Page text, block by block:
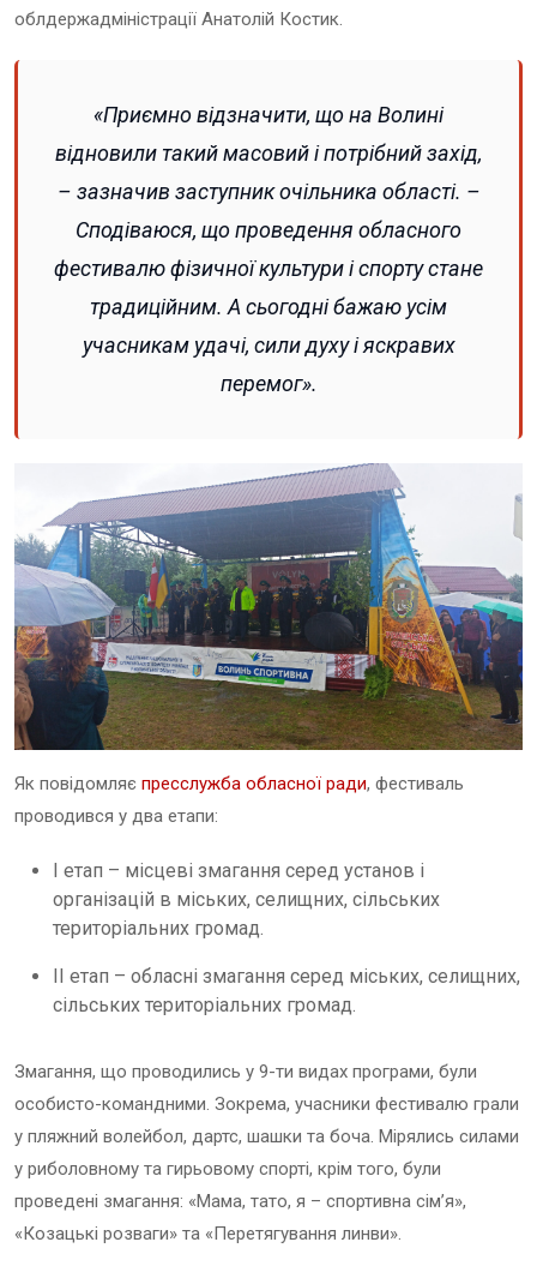
облдержадміністрації Анатолій Костик.
«Приємно відзначити, що на Волині
відновили такий масовий і потрібний захід,
– зазначив заступник очільника області. –
Сподіваюся, що проведення обласного
фестивалю фізичної культури і спорту стане
традиційним. А сьогодні бажаю усім
учасникам удачі, сили духу і яскравих
перемог».
Як повідомляє пресслужба обласної ради, фестиваль
проводився у два етапи:
І етап – місцеві змагання серед установ і
організацій в міських, селищних, сільських
територіальних громад.
ІІ етап – обласні змагання серед міських, селищних,
сільських територіальних громад.
Змагання, що проводились у 9-ти видах програми, були
особисто-командними. Зокрема, учасники фестивалю грали
у пляжний волейбол, дартс, шашки та боча. Мірялись силами
у риболовному та гирьовому спорті, крім того, були
проведені змагання: «Мама, тато, я – спортивна сім’я»,
«Козацькі розваги» та «Перетягування линви».